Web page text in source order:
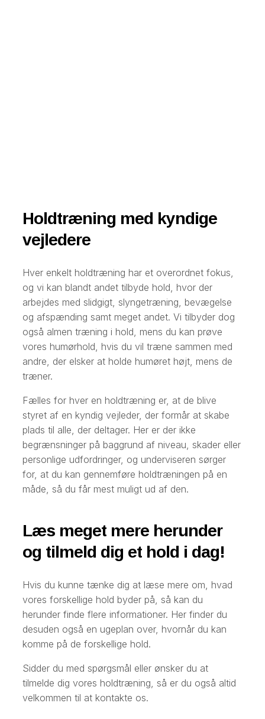
Holdtræning med kyndige
vejledere
Hver enkelt holdtræning har et overordnet fokus,
og vi kan blandt andet tilbyde hold, hvor der
arbejdes med slidgigt, slyngetræning, bevægelse
og afspænding samt meget andet. Vi tilbyder dog
også almen træning i hold, mens du kan prøve
vores humørhold, hvis du vil træne sammen med
andre, der elsker at holde humøret højt, mens de
træner.
Fælles for hver en holdtræning er, at de blive
styret af en kyndig vejleder, der formår at skabe
plads til alle, der deltager. Her er der ikke
begrænsninger på baggrund af niveau, skader eller
personlige udfordringer, og underviseren sørger
for, at du kan gennemføre holdtræningen på en
måde, så du får mest muligt ud af den.
Læs meget mere herunder
og tilmeld dig et hold i dag!
Hvis du kunne tænke dig at læse mere om, hvad
vores forskellige hold byder på, så kan du
herunder finde flere informationer. Her finder du
desuden også en ugeplan over, hvornår du kan
komme på de forskellige hold.
Sidder du med spørgsmål eller ønsker du at
tilmelde dig vores holdtræning, så er du også altid
velkommen til at kontakte os.​​